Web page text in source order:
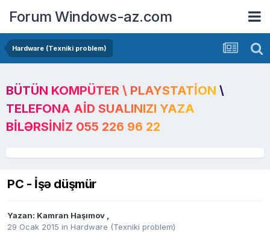
Forum Windows-az.com
Hardware (Texniki problem)
BÜTÜN KOMPÜTER \ PLAYSTATION \
TELEFONA AID SUALINIZI YAZA
BILƏRSINIZ 055 226 96 22
PC - İşə düşmür
Yazan: Kamran Haşımov ,
29 Ocak 2015 in Hardware (Texniki problem)